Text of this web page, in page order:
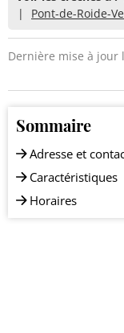
Pont-de-Roide-
Dernière mise à jour
Sommaire
Adresse et
Caractéristiques
Horaires